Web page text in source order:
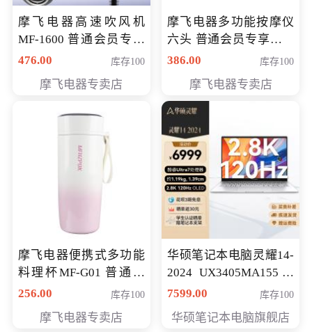
摩飞电器高速吹风机
MF-1600 普通会员专享
价298元
476.00 库存100
摩飞电器专卖店
摩飞电器多功能按摩仪
六头 普通会员专享价格
199元
386.00 库存100
摩飞电器专卖店
摩飞电器便携式多功能
料理杯MF-G01 普通会
员专享价格118元
256.00 库存100
摩飞电器专卖店
华硕笔记本电脑灵耀14-
2024 UX3405MA155冰
川银 oled 智慧轻薄本 会
7599.00 库存100
华硕笔记本电脑旗舰店